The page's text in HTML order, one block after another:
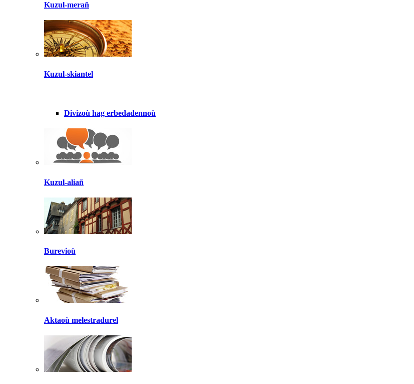
Kuzul-merañ
Kuzul-skiantel
Divizoù hag erbedadennoù
Kuzul-aliañ
Burevioù
Aktaoù melestradurel